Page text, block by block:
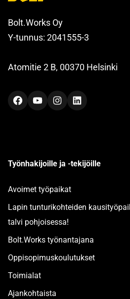
Bolt.Works Oy
Y-tunnus: 2041555-3
Atomitie 2 B, 00370 Helsinki
FacebookYouTubeInstagramLinkedIn
Työnhakijoille ja -tekijöille
Avoimet työpaikat
Lapin tunturikohteiden
talvi pohjoisessa!
Bolt.Works työnantajana
Oppisopimuskoulutukset
Toimialat
Ajankohtaista